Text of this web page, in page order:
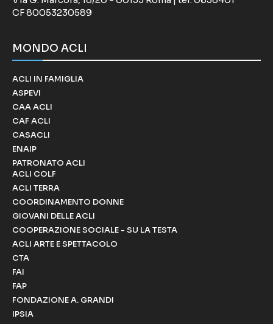
CF 80053230589
MONDO ACLI
ACLI IN FAMIGLIA
ASPEVI
CAA ACLI
CAF ACLI
CASACLI
ENAIP
PATRONATO ACLI
ACLI COLF
ACLI TERRA
COORDINAMENTO DONNE
GIOVANI DELLE ACLI
COOPERAZIONE SOCIALE - SU LA TESTA
ACLI ARTE E SPETTACOLO
CTA
FAI
FAP
FONDAZIONE A. GRANDI
IPSIA